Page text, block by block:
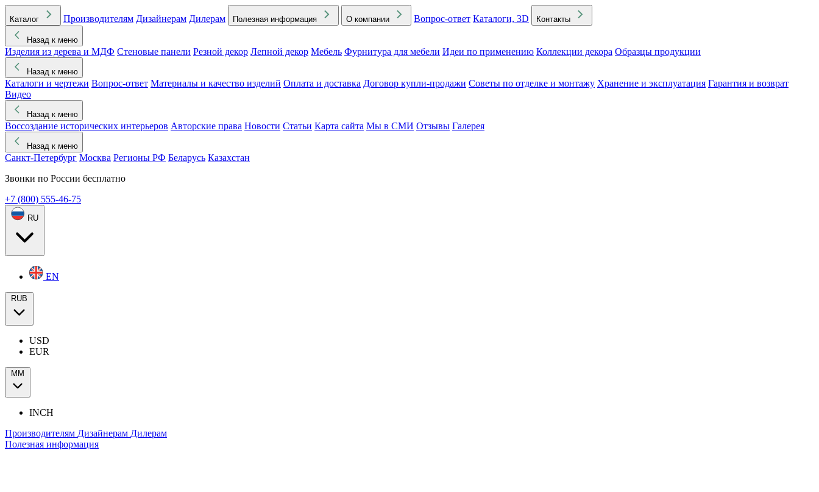
Каталог Производителям Дизайнерам Дилерам Полезная информация О компании Вопрос-ответ Каталоги, 3D Контакты
Назад к меню
Изделия из дерева и МДФ Стеновые панели Резной декор Лепной декор Мебель Фурнитура для мебели Идеи по применению Коллекции декора Образцы продукции
Назад к меню
Каталоги и чертежи Вопрос-ответ Материалы и качество изделий Оплата и доставка Договор купли-продажи Советы по отделке и монтажу Хранение и эксплуатация Гарантия и возврат
Видео
Назад к меню
Воссоздание исторических интерьеров Авторские права Новости Статьи Карта сайта Мы в СМИ Отзывы Галерея
Назад к меню
Санкт-Петербург Москва Регионы РФ Беларусь Казахстан
Звонки по России бесплатно
+7 (800) 555-46-75
RU
EN
RUB
USD
EUR
ММ
INCH
Производителям Дизайнерам Дилерам
Полезная информация